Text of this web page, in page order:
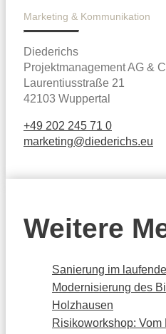
Marketing & Kommunikation
Diederichs
Projektmanagement AG &
Laurentiusstraße 21
42103 Wuppertal
+49 202 245 71 0
marketing@diederichs.eu
Weitere
Sanierung im
Modernisierung des
Holzhausen
Risikoworkshop: